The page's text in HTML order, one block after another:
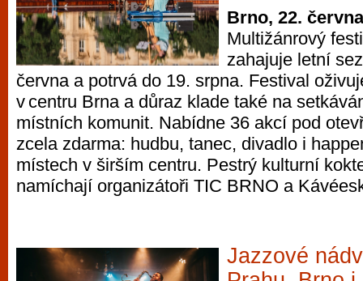
Brno, 22.
Multižánrový
zahajuje letní
června a potrvá do 19. srpna. Festival
v centru Brna a důraz klade také na
místních komunit. Nabídne 36 akcí pod
zcela zdarma: hudbu, tanec, divadlo i
místech v širším centru. Pestrý kulturní
namíchají organizátoři TIC BRNO a
Jazzové